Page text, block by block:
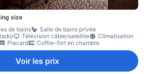
size
de bains
Salle de bains privée
Télévision câble/satellite
Climatisation
Placard Coffre-fort en chambre
Voir les prix